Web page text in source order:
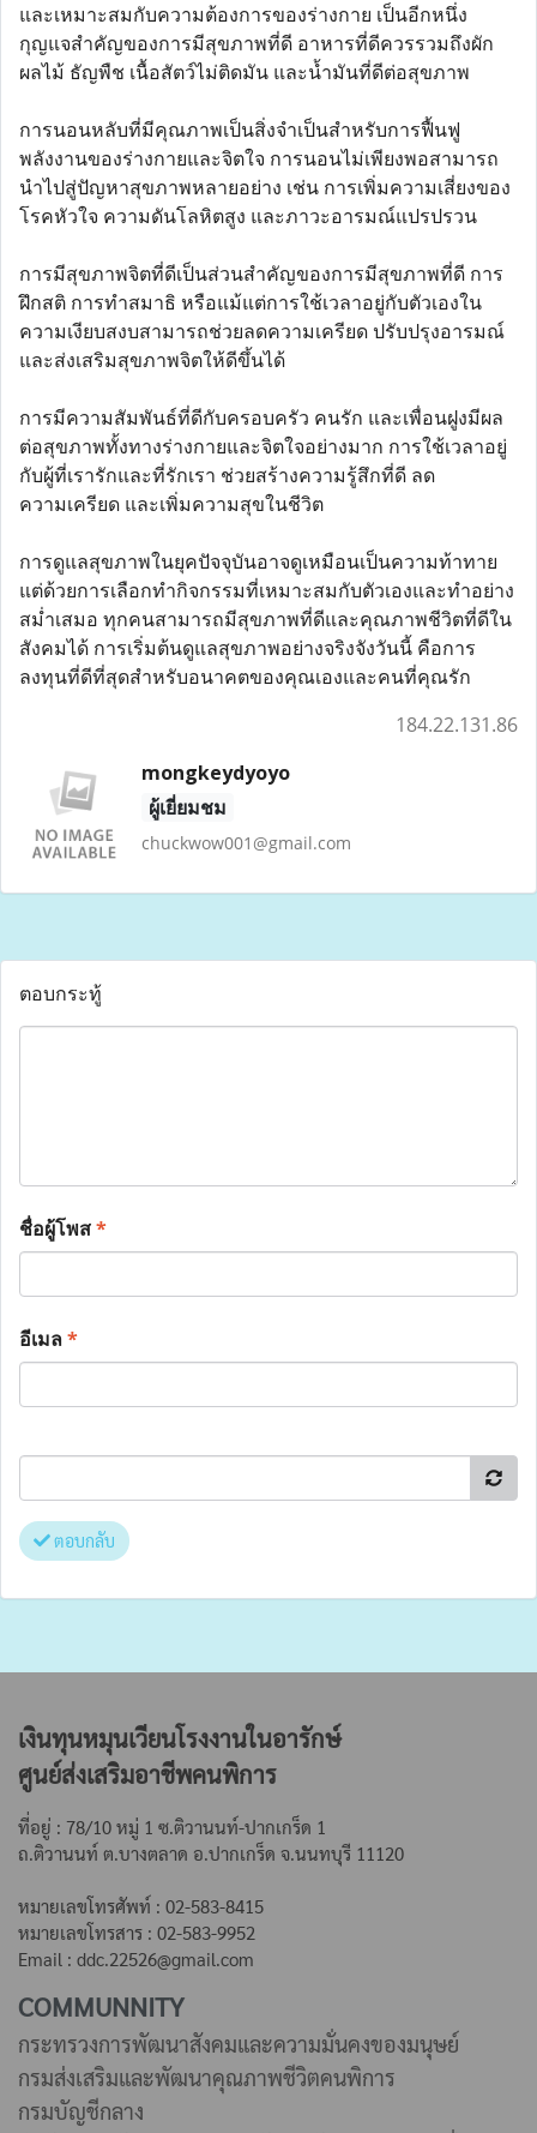
และเหมาะสมกับความต้องการของร่างกาย เป็นอีกหนึ่ง
กุญแจสำคัญของการมีสุขภาพที่ดี อาหารที่ดีควรรวมถึงผัก
ผลไม้ ธัญพืช เนื้อสัตว์ไม่ติดมัน และน้ำมันที่ดีต่อสุขภาพ
การนอนหลับที่มีคุณภาพเป็นสิ่งจำเป็นสำหรับการฟื้นฟู
พลังงานของร่างกายและจิตใจ การนอนไม่เพียงพอสามารถ
นำไปสู่ปัญหาสุขภาพหลายอย่าง เช่น การเพิ่มความเสี่ยงของ
โรคหัวใจ ความดันโลหิตสูง และภาวะอารมณ์แปรปรวน
การมีสุขภาพจิตที่ดีเป็นส่วนสำคัญของการมีสุขภาพที่ดี การ
ฝึกสติ การทำสมาธิ หรือแม้แต่การใช้เวลาอยู่กับตัวเองใน
ความเงียบสงบสามารถช่วยลดความเครียด ปรับปรุงอารมณ์
และส่งเสริมสุขภาพจิตให้ดีขึ้นได้
การมีความสัมพันธ์ที่ดีกับครอบครัว คนรัก และเพื่อนฝูงมีผล
ต่อสุขภาพทั้งทางร่างกายและจิตใจอย่างมาก การใช้เวลาอยู่
กับผู้ที่เรารักและที่รักเรา ช่วยสร้างความรู้สึกที่ดี ลด
ความเครียด และเพิ่มความสุขในชีวิต
การดูแลสุขภาพในยุคปัจจุบันอาจดูเหมือนเป็นความท้าทาย
แต่ด้วยการเลือกทำกิจกรรมที่เหมาะสมกับตัวเองและทำอย่าง
สม่ำเสมอ ทุกคนสามารถมีสุขภาพที่ดีและคุณภาพชีวิตที่ดีใน
สังคมได้ การเริ่มต้นดูแลสุขภาพอย่างจริงจังวันนี้ คือการ
ลงทุนที่ดีที่สุดสำหรับอนาคตของคุณเองและคนที่คุณรัก
184.22.131.86
mongkeydyoyo
ผู้เยี่ยมชม
chuckwow001@gmail.com
ตอบกระทู้
ชื่อผู้โพส*
อีเมล*
ตอบกลับ
เงินทุนหมุนเวียนโรงงานในอารักษ์
ศูนย์ส่งเสริมอาชีพคนพิการ
ที่อยู่ : 78/10 หมู่ 1 ซ.ติวานนท์-ปากเกร็ด 1
ถ.ติวานนท์ ต.บางตลาด อ.ปากเกร็ด จ.นนทบุรี 11120
หมายเลขโทรศัพท์ : 02-583-8415
หมายเลขโทรสาร : 02-583-9952
Email : ddc.22526@gmail.com
COMMUNNITY
กระทรวงการพัฒนาสังคมและความมั่นคงของมนุษย์
กรมส่งเสริมและพัฒนาคุณภาพชีวิตคนพิการ
กรมบัญชีกลาง